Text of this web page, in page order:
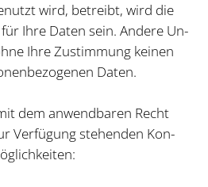
wird, be­treibt, wird die
Ihre Da­ten sein. An­de­re Un­
Ihre Zu­stim­mung kei­nen
Da­ten.
dem an­wend­ba­ren Recht
Ver­fü­gung ste­hen­den Kon­